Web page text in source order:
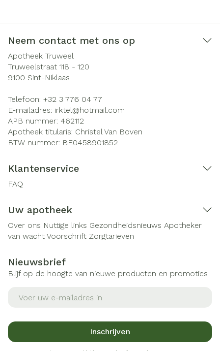
Neem contact met ons op
Apotheek Truweel
Truweelstraat 118 - 120
9100 Sint-Niklaas
Telefoon: +32 3 776 04 77
E-mailadres: irktel@hotmail.com
APB nummer: 462112
Apotheek titularis: Christel Van Boven
BTW nummer: BE0458901852
Klantenservice
FAQ
Uw apotheek
Over ons Nuttige links Gezondheidsnieuws Apotheker
van wacht Voorschrift Zorgtarieven
Nieuwsbrief
Blijf op de hoogte van nieuwe producten en promoties
Inschrijven